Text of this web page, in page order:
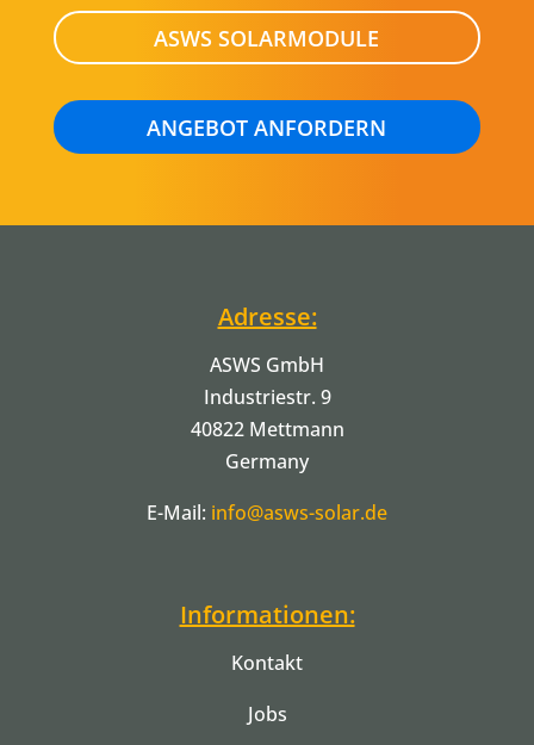
ASWS SOLARMODULE
ANGEBOT ANFORDERN
Adresse:
ASWS GmbH
Industriestr. 9
40822 Mettmann
Germany
E-Mail: info@asws-solar.de
Informationen:
Kontakt
Jobs